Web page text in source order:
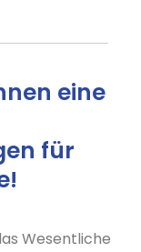
eine
für
Wesentliche